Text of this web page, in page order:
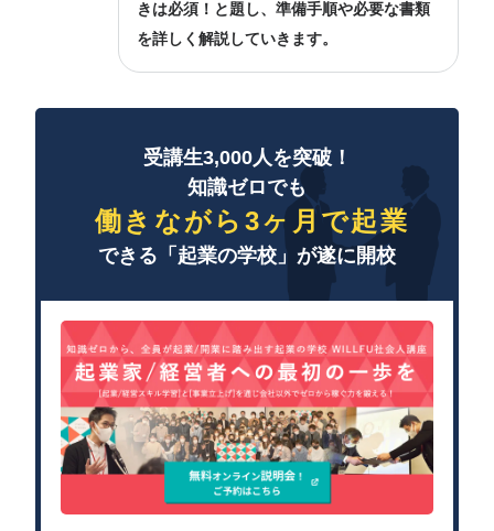
きは必須！と題し、準備手順や必要な書類
を詳しく解説していきます。
受講生3,000人を突破！
知識ゼロでも
働きながら3ヶ月で起業
できる「起業の学校」が遂に開校